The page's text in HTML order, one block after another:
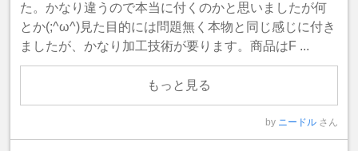
た。かなり違うので本当に付くのかと思いましたが何
とか(;^ω^)見た目的には問題無く本物と同じ感じに付き
ましたが、かなり加工技術が要ります。商品はF ...
もっと見る
by ニードル さん